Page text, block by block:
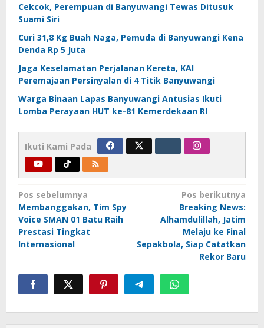
Cekcok, Perempuan di Banyuwangi Tewas Ditusuk
Suami Siri
Curi 31,8 Kg Buah Naga, Pemuda di Banyuwangi Kena
Denda Rp 5 Juta
Jaga Keselamatan Perjalanan Kereta, KAI
Peremajaan Persinyalan di 4 Titik Banyuwangi
Warga Binaan Lapas Banyuwangi Antusias Ikuti
Lomba Perayaan HUT ke-81 Kemerdekaan RI
Ikuti Kami Pada
Navigasi
pos
Pos sebelumnya
Membanggakan, Tim Spy
Voice SMAN 01 Batu Raih
Prestasi Tingkat
Internasional
Pos berikutnya
Breaking News:
Alhamdulillah, Jatim
Melaju ke Final
Sepakbola, Siap Catatkan
Rekor Baru